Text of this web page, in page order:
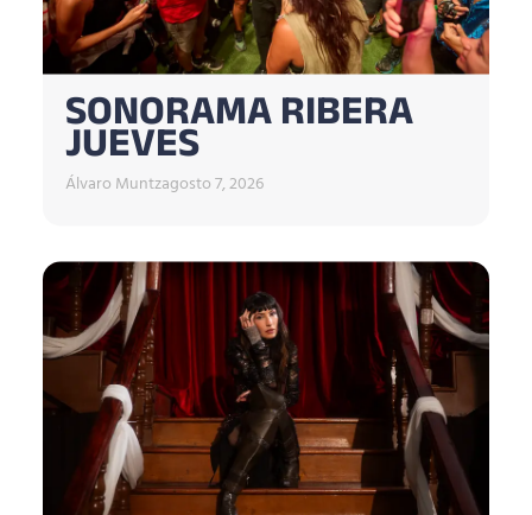
SONORAMA RIBERA
JUEVES
Álvaro Muntzagosto 7, 2026